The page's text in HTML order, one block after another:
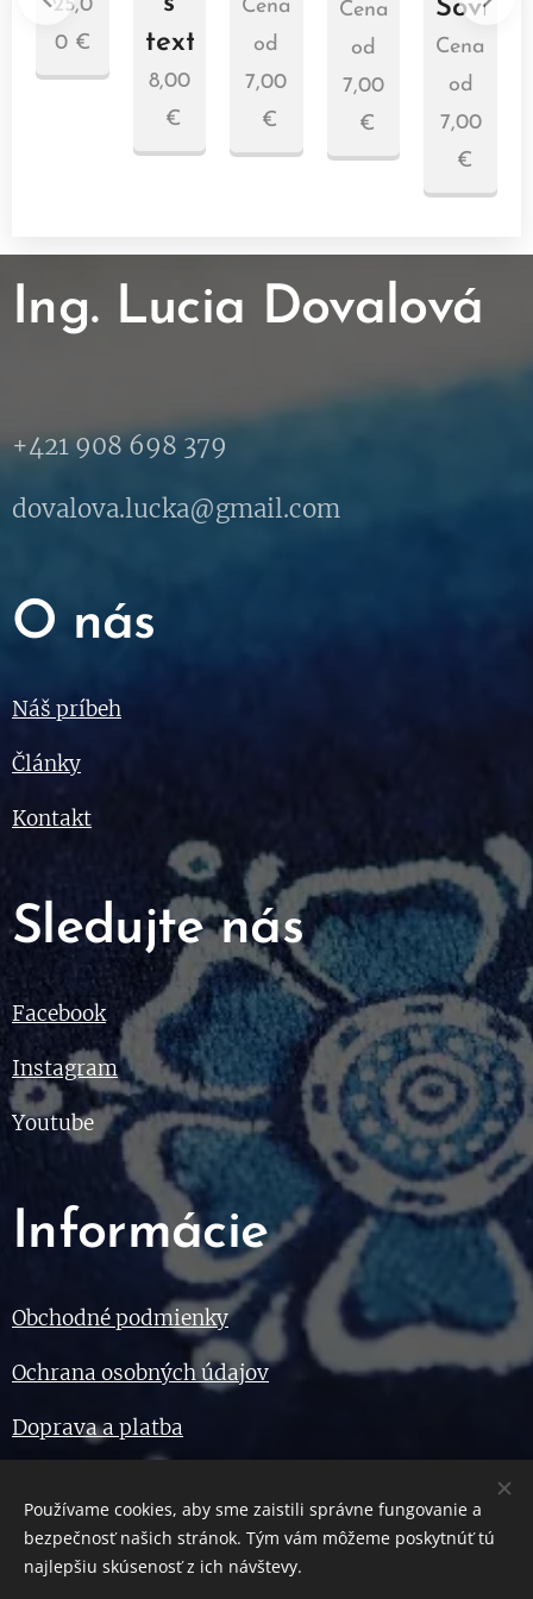
25,0
0€
textom
8,00
€
Cena
od
7,00
€
Cena
od
7,00
€
Sovičky
Cena
od
7,00
€
Ing. Lucia Dovalová
+421 908 698 379
dovalova.lucka@gmail.com
O nás
Náš príbeh
Články
Kontakt
Sledujte nás
Facebook
Instagram
Youtube
Informácie
Obchodné podmienky
Ochrana osobných údajov
Doprava a platba
© 2023 Všetky práva vyhradené. Ing. Lucia Dovalová
Cookies
Používame cookies, aby sme zaistili správne fungovanie a
bezpečnosť našich stránok. Tým vám môžeme poskytnúť tú
najlepšiu skúsenosť z ich návštevy.